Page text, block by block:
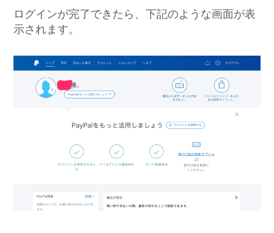
ログインが完了できたら、下記のような画面が表
示されます。